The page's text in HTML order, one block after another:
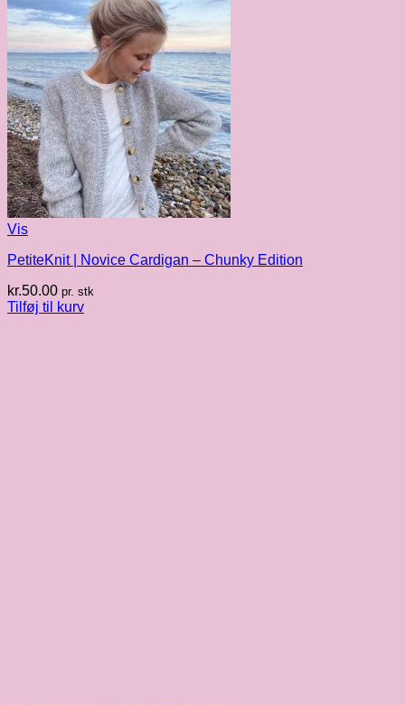
Vis
PetiteKnit | Novice Cardigan – Chunky Edition
kr.50.00 pr. stk
Tilføj til kurv